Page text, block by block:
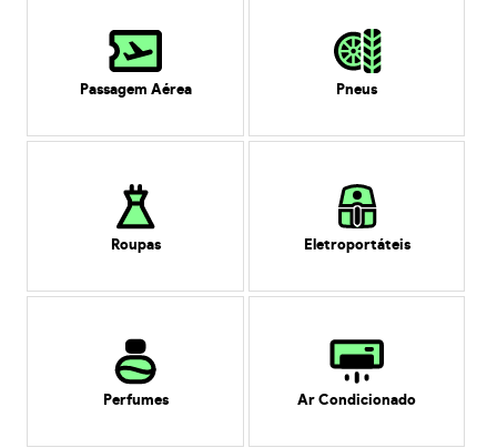
Passagem Aérea Pneus
Roupas Eletroportáteis
Perfumes Ar Condicionado